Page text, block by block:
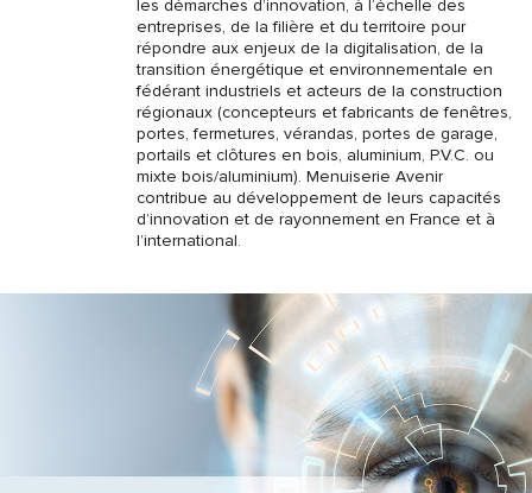
les démarches d’innovation, à l’échelle des
entreprises, de la filière et du territoire pour
répondre aux enjeux de la digitalisation, de la
transition énergétique et environnementale en
fédérant industriels et acteurs de la construction
régionaux (concepteurs et fabricants de fenêtres,
portes, fermetures, vérandas, portes de garage,
portails et clôtures en bois, aluminium, P.V.C. ou
mixte bois/aluminium). Menuiserie Avenir
contribue au développement de leurs capacités
d’innovation et de rayonnement en France et à
l’international.